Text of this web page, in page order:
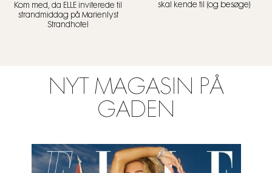
Kom med, da ELLE inviterede til
strandmiddag på Marienlyst
Strandhotel
skal kende til (og besøge)
NYT MAGASIN PÅ
GADEN